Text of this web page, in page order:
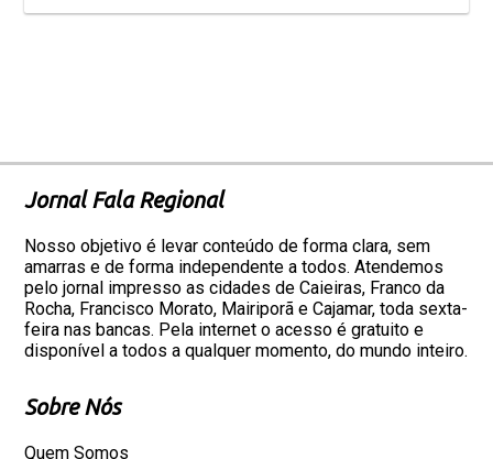
Jornal Fala Regional
Nosso objetivo é levar conteúdo de forma clara, sem
amarras e de forma independente a todos. Atendemos
pelo jornal impresso as cidades de Caieiras, Franco da
Rocha, Francisco Morato, Mairiporã e Cajamar, toda sexta-
feira nas bancas. Pela internet o acesso é gratuito e
disponível a todos a qualquer momento, do mundo inteiro.
Sobre Nós
Quem Somos